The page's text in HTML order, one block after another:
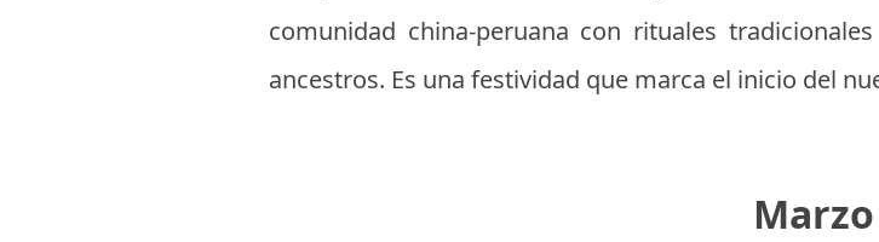
comunidad china-peruana con rituales
ancestros. Es una festividad que marca el inicio del
Marzo